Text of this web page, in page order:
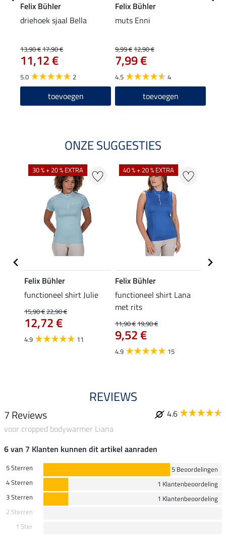
Felix Bühler
driehoek sjaal Bella
13,90 €17,90 €
11,12 €
5.0 2
toevoegen
Felix Bühler
muts Enni
9,99 €12,90 €
7,99 €
4.5 4
toevoegen
ONZE SUGGESTIES
30 % + 20 % EXTRA
Felix Bühler
functioneel shirt Julie
15,90 €22,90 €
12,72 €
4.9 11
40 % + 20 % EXTRA
Felix Bühler
functioneel shirt Lana
met rits
11,90 €19,90 €
9,52 €
4.9 15
REVIEWS
7 Reviews
4.6
voor cropped bodywarmer Liana
6 van 7 Klanten kunnen dit artikel aanraden
5 Sterren
5 Beoordelingen
4 Sterren
1 Klantenbeoordeling
3 Sterren
1 Klantenbeoordeling
2 Sterren
1 Ster